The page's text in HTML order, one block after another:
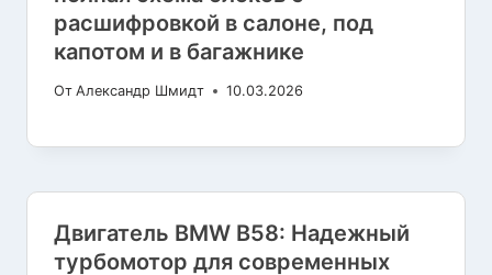
расшифровкой в салоне, под
капотом и в багажнике
От Александр Шмидт 10.03.2026
Двигатель BMW B58: Надежный
турбомотор для современных